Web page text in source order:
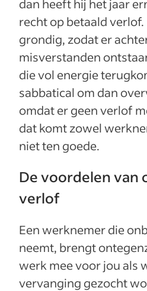
dan heeft hij het jaar
recht op betaald
grondig, zodat er
misverstanden
die vol energie
sabbatical om dan
omdat er geen verlof
dat komt zowel
niet ten goede.
De voordelen van
verlof
Een werknemer die
neemt, brengt
werk mee voor jou als
vervanging gezocht